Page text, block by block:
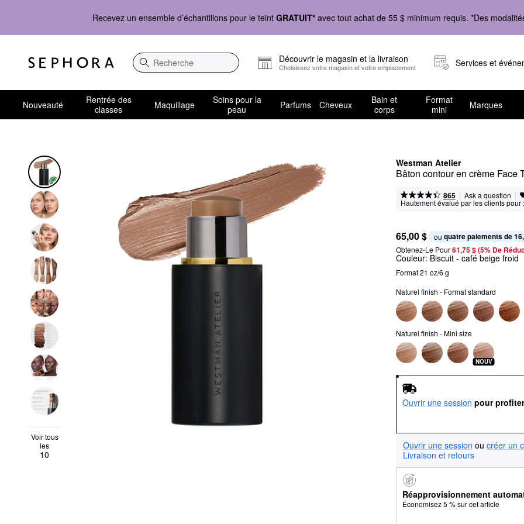
Recevez un ensemble d’échantillons pour le teint GRATUIT* avec tout achat de 55 $ minimum requis. *Des
Recherche
Découvrir le magasin et la livraison
Choisissez votre magasin et votre emplacement Services et
Nouveauté
Rentrée des
classes
Maquillage
Soins pour la
peau
Parfums Cheveux
Bain et
corps
Format
mini
Marques
Westman Atelier
Bâton contour en crème Face
865 | Ask a question |
Hautement évalué par les clients pour :
Voir tous
les
10
65,00 $ ou quatre paiements de
Obtenez-Le Pour61,75 $ (5% De
Couleur: Biscuit - café beige froid
Format 21 oz/6 g
Naturel finish - Format standard
Naturel finish - Mini size
NOUV
Ouvrir une session pour
Ouvrir une session ou créer un
Livraison et retours
Réapprovisionnement
Économisez 5 % sur cet article